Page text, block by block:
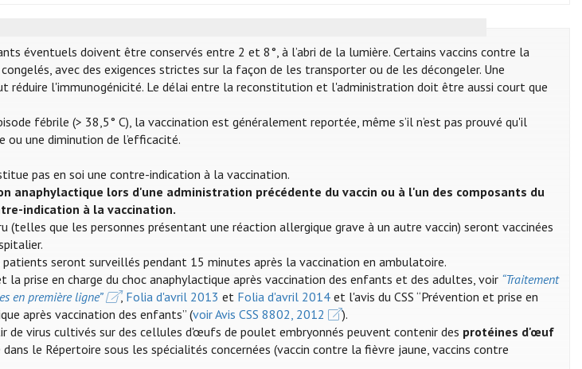
éventuels doivent être conservés entre 2 et 8°, à l’abri de la lumière. Certains vaccins contre la
avec des exigences strictes sur la façon de les transporter ou de les décongeler. Une
réduire l'immunogénicité. Le délai entre la reconstitution et l'administration doit être aussi court que
fébrile (> 38,5° C), la vaccination est généralement reportée, même s’il n’est pas prouvé qu'il
ou une diminution de l’efficacité.
pas en soi une contre-indication à la vaccination.
anaphylactique lors d'une administration précédente du vaccin ou à l'un des composants du
indication à la vaccination.
(telles que les personnes présentant une réaction allergique grave à un autre vaccin) seront vaccinées
patients seront surveillés pendant 15 minutes après la vaccination en ambulatoire.
la prise en charge du choc anaphylactique après vaccination des enfants et des adultes, voir “Traitement
en première ligne”
, Folia d'avril 2013 et Folia d'avril 2014 et l'avis du CSS “Prévention et prise en
après vaccination des enfants” (voir Avis CSS 8802, 2012
).
de virus cultivés sur des cellules d'œufs de poulet embryonnés peuvent contenir des protéines d'œuf
dans le Répertoire sous les spécialités concernées (vaccin contre la fièvre jaune, vaccins contre